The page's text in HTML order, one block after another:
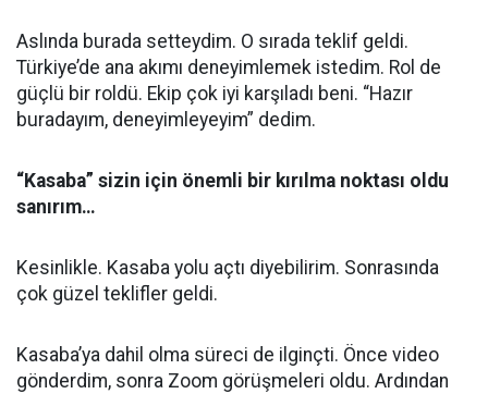
Aslında burada setteydim. O sırada teklif geldi.
Türkiye’de ana akımı deneyimlemek istedim. Rol de
güçlü bir roldü. Ekip çok iyi karşıladı beni. “Hazır
buradayım, deneyimleyeyim” dedim.
“Kasaba” sizin için önemli bir kırılma noktası oldu
sanırım…
Kesinlikle. Kasaba yolu açtı diyebilirim. Sonrasında
çok güzel teklifler geldi.
Kasaba’ya dahil olma süreci de ilginçti. Önce video
gönderdim, sonra Zoom görüşmeleri oldu. Ardından